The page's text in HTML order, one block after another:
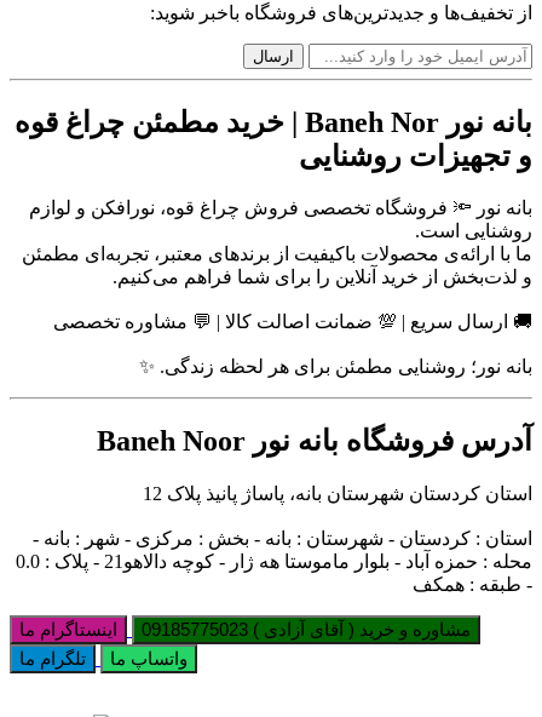
از تخفیف‌ها و جدیدترین‌های فروشگاه باخبر شوید:
بانه نور Baneh Nor | خرید مطمئن چراغ قوه
و تجهیزات روشنایی
بانه نور 🔦 فروشگاه تخصصی فروش چراغ قوه، نورافکن و لوازم
روشنایی است.
ما با ارائه‌ی محصولات باکیفیت از برندهای معتبر، تجربه‌ای مطمئن
و لذت‌بخش از خرید آنلاین را برای شما فراهم می‌کنیم.
🚚 ارسال سریع | 💯 ضمانت اصالت کالا | 💬 مشاوره تخصصی
بانه نور؛ روشنایی مطمئن برای هر لحظه زندگی. ✨
آدرس فروشگاه بانه نور Baneh Noor
استان کردستان شهرستان بانه، پاساژ پانیذ پلاک 12
استان : کردستان - شهرستان : بانه - بخش : مرکزی - شهر : بانه -
محله : حمزه آباد - بلوار ماموستا هه ژار - کوچه دالاهو21 - پلاک : 0.0
- طبقه : همکف
مشاوره و خرید ( آقای آزادی ) 09185775023
اینستاگرام ما
واتساپ ما
تلگرام ما